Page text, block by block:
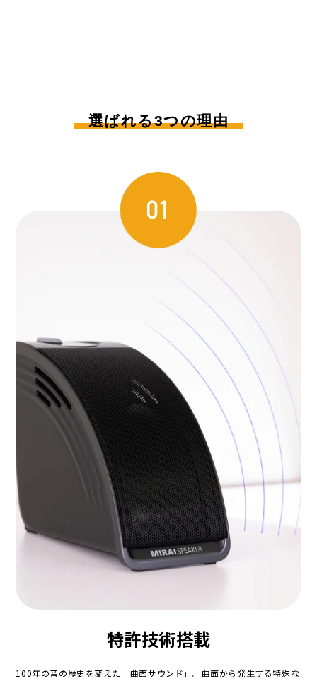
選ばれる3つの理由
特許技術搭載
100年の音の歴史を変えた「曲面サウンド」。曲面から発生する特殊な